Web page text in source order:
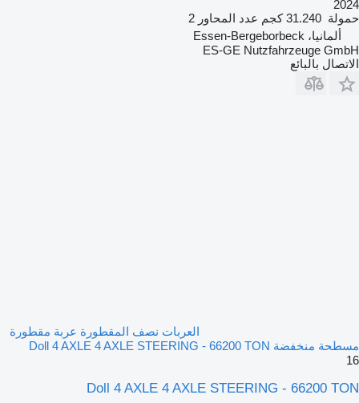
2024
حمولة 31.240 كجم عدد المحاور 2
ألمانيا، Essen-Bergeborbeck
ES-GE Nutzfahrzeuge GmbH
الاتصال بالبائع
العربات نصف المقطورة عربة مقطورة
مسطحة منخفضة Doll 4 AXLE 4 AXLE STEERING - 66200 TON
16
Doll 4 AXLE 4 AXLE STEERING - 66200 TON